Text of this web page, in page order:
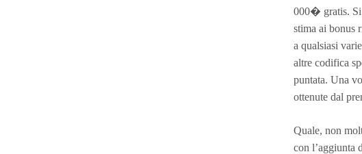
000� gratis. Si
stima ai bonus
a qualsiasi
altre codifica
puntata. Una
ottenute dal
Quale, non
con l’aggiunta